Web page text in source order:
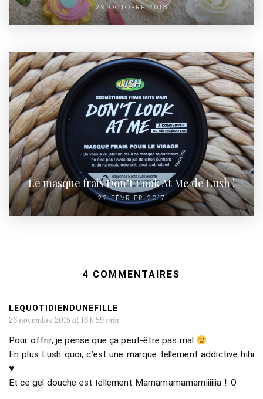
29 OCTOBRE 2018
Le masque frais Don’t Look At Me de Lush !
22 FÉVRIER 2017
4 COMMENTAIRES
LEQUOTIDIENDUNEFILLE
26 novembre 2015 at 16 h 59 min
Pour offrir, je pense que ça peut-être pas mal
En plus Lush quoi, c’est une marque tellement addictive hihi
♥
Et ce gel douche est tellement Mamamamamamiiiiiia ! :O